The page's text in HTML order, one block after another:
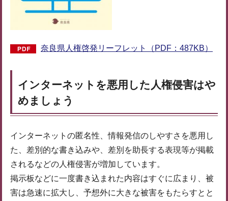
奈良県人権啓発リーフレット（PDF：487KB）
インターネットを悪用した人権侵害はや
めましょう
インターネットの匿名性、情報発信のしやすさを悪用し
た、差別的な書き込みや、差別を助長する表現等が掲載
されるなどの人権侵害が増加しています。
掲示板などに一度書き込まれた内容はすぐに広まり、被
害は急速に拡大し、予想外に大きな被害をもたらすとと